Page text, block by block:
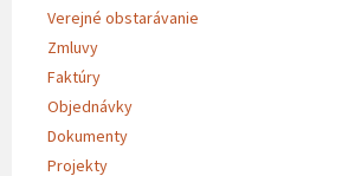
Verejné obstarávanie
Zmluvy
Faktúry
Objednávky
Dokumenty
Projekty